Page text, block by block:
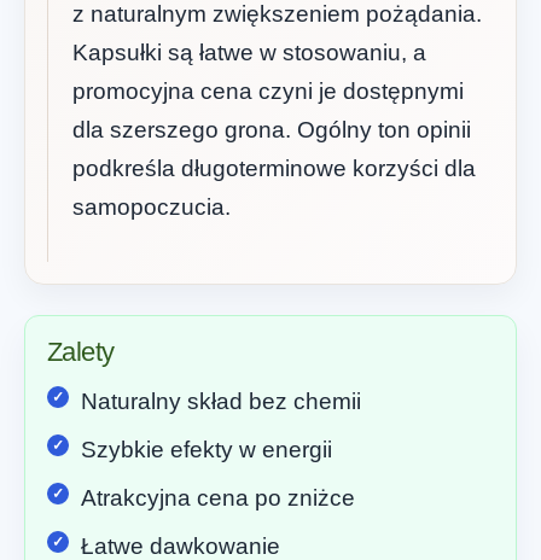
z naturalnym zwiększeniem pożądania.
Kapsułki są łatwe w stosowaniu, a
promocyjna cena czyni je dostępnymi
dla szerszego grona. Ogólny ton opinii
podkreśla długoterminowe korzyści dla
samopoczucia.
Zalety
Naturalny skład bez chemii
Szybkie efekty w energii
Atrakcyjna cena po zniżce
Łatwe dawkowanie